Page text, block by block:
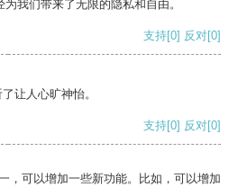
我们带来了无限的隐私和自由。
支持[0] 反对[0]
让人心旷神怡。
支持[0] 反对[0]
，可以增加一些新功能。比如，可以增加